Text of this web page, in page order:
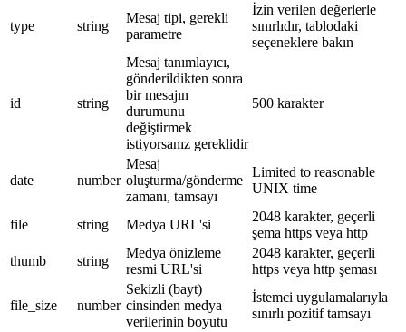
type string
Mesaj tipi, gerekli
parametre
İzin verilen değerlerle
sınırlıdır, tablodaki
seçeneklere bakın
id string
Mesaj tanımlayıcı,
gönderildikten sonra
bir mesajın
durumunu
değiştirmek
istiyorsanız gereklidir
500 karakter
date number
Mesaj
oluşturma/gönderme
zamanı, tamsayı
Limited to reasonable
UNIX time
file string Medya URL'si
2048 karakter, geçerli
şema https veya http
thumb
string
Medya önizleme
resmi URL'si
2048 karakter, geçerli
https veya http şeması
file_size number
Sekizli (bayt)
cinsinden medya
verilerinin boyutu
İstemci uygulamalarıyla
sınırlı pozitif tamsayı